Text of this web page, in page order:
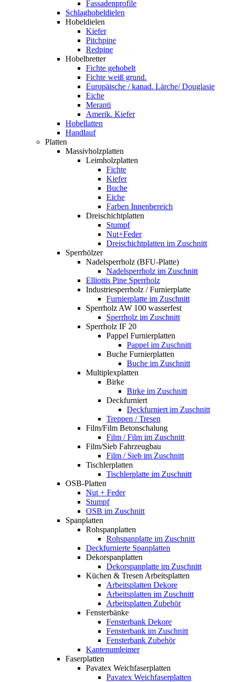
Fassadenprofile
Schlaghobeldielen
Hobeldielen
Kiefer
Pitchpine
Redpine
Hobelbretter
Fichte gehobelt
Fichte weiß grund.
Europäische / kanad. Lärche/ Douglasie
Eiche
Meranti
Amerik. Kiefer
Hobellatten
Handlauf
Platten
Massivholzplatten
Leimholzplatten
Fichte
Kiefer
Buche
Eiche
Farben Innenbereich
Dreischichtplatten
Stumpf
Nut+Feder
Dreischichtplatten im Zuschnitt
Sperrhölzer
Nadelsperrholz (BFU-Platte)
Nadelsperrholz im Zuschnitt
Elliottis Pine Sperrholz
Industriesperrholz / Furnierplatte
Furnierplatte im Zuschnitt
Sperrholz AW 100 wasserfest
Sperrholz im Zuschnitt
Sperrholz IF 20
Pappel Furnierplatten
Pappel im Zuschnitt
Buche Furnierplatten
Buche im Zuschnitt
Multiplexplatten
Birke
Birke im Zuschnitt
Deckfurniert
Deckfurniert im Zuschnitt
Treppen / Tresen
Film/Film Betonschalung
Film / Film im Zuschnitt
Film/Sieb Fahrzeugbau
Film / Sieb im Zuschnitt
Tischlerplatten
Tischlerplatte im Zuschnitt
OSB-Platten
Nut + Feder
Stumpf
OSB im Zuschnitt
Spanplatten
Rohspanplatten
Rohspanplatte im Zuschnitt
Deckfurnierte Spanplatten
Dekorspanplatten
Dekorspanplatte im Zuschnitt
Küchen & Tresen Arbeitsplatten
Arbeitsplatten Dekore
Arbeitsplatten im Zuschnitt
Arbeitsplatten Zubehör
Fensterbänke
Fensterbank Dekore
Fensterbank im Zuschnitt
Fensterbank Zubehör
Kantenumleimer
Faserplatten
Pavatex Weichfaserplatten
Pavatex Weichfaserplatten